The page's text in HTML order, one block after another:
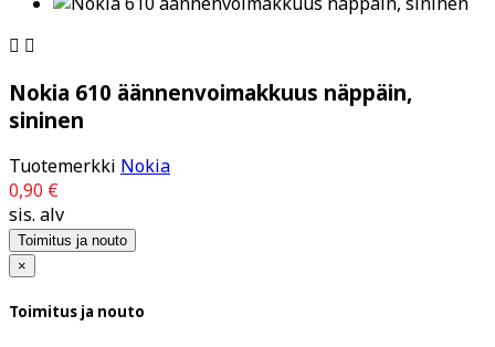
 
Nokia 610 äännenvoimakkuus näppäin,
sininen
Tuotemerkki Nokia
0,90 €
sis. alv
Toimitus ja nouto
×
Toimitus ja nouto